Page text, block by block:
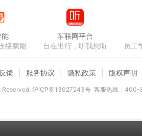
能
接赋能
车联网平台
自在出行，听我想听
员工
馈 服务协议 隐私政策 版权声明
沪ICP备13027243号 客服热线：400-